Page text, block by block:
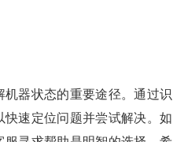
器状态的重要途径。通过识
速定位问题并尝试解决。如